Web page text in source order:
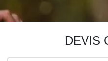
DEVIS